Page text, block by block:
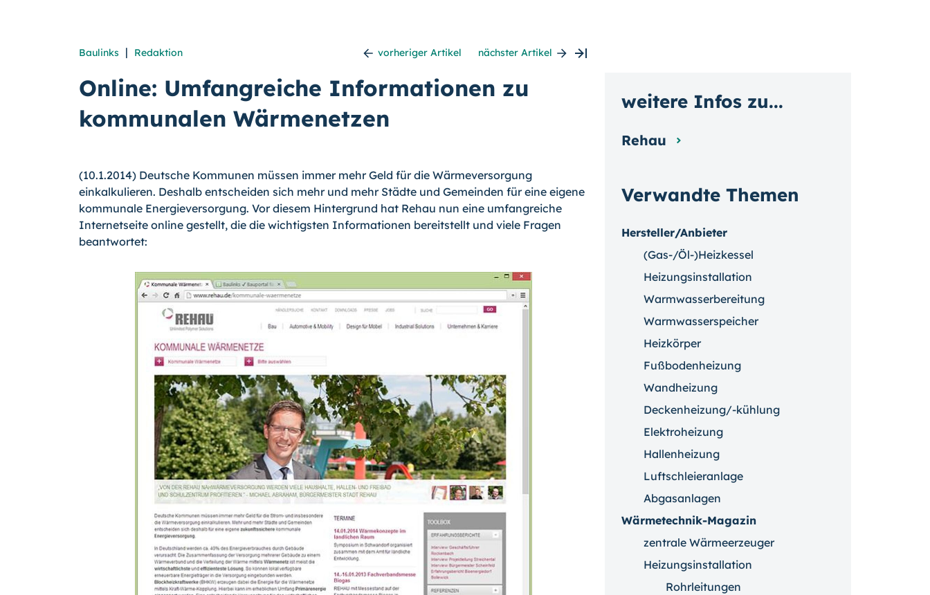
Baulinks | Redaktion vorheriger Artikel nächster Artikel
Online: Umfangreiche Informationen zu
kommunalen Wärmenetzen
(10.1.2014) Deutsche Kommunen müssen immer mehr Geld für die Wärmeversorgung
einkalkulieren. Deshalb entscheiden sich mehr und mehr Städte und Gemeinden für ei­ne eigene
kommunale Energieversorgung. Vor diesem Hintergrund hat Rehau nun eine umfangreiche
Internetseite online gestellt, die die wichtigsten Informationen bereit­stellt und viele Fragen
beantwortet:
Verwandte Themen
Hersteller/Anbieter
(Gas-/Öl-)Heizkessel
Heizungsinstallation
Warmwasserbereitung
Warmwasserspeicher
Heizkörper
Fußbodenheizung
Wandheizung
Deckenheizung/-kühlung
Elektroheizung
Hallenheizung
Luftschleieranlage
Abgasanlagen
Wärmetechnik-Magazin
zentrale Wärmeerzeuger
Heizungsinstallation
Rohrleitungen
weitere Infos zu...
Rehau